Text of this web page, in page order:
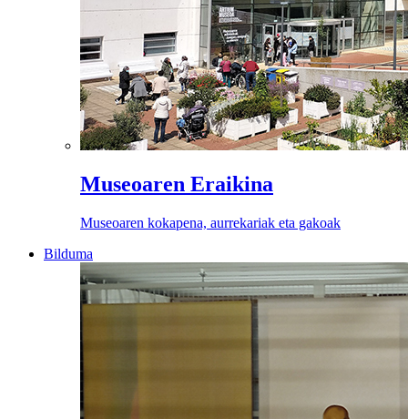
Museoaren Eraikina
Museoaren kokapena, aurrekariak eta gakoak
Bilduma